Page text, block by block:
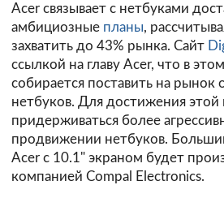
Acer связывает с нетбуками
амбициозные планы,
захватить до 43% рынка. Сайт
ссылкой на главу Acer, что в
собирается поставить на рынок
нетбуков. Для достижения этой
придерживаться более
продвижении нетбуков.
Acer с 10.1" экраном будет
компанией Compal Electronics.